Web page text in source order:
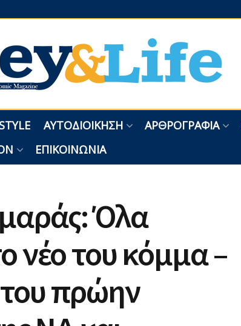
ΑΥΤΟΔΙΟΊΚΗΣΗ ΑΡΘΡΟΓΡΑΦΊΑ
ΕΠΙΚΟΙΝΩΝΊΑ
Όλα
νέο του κόμμα –
πρώην